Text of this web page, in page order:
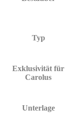
Typ
Exklusivität für
Carolus
Unterlage